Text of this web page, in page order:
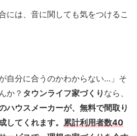
には、音に関しても気をつけるこ
自分に合うのかわからない…」そ
か？ タウンライフ家づくり なら、
ハウスメーカーが、無料で間取り
してくれます。 累計利用者数40